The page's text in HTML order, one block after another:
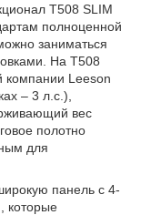
T508 SLIM
полноценной
заниматься
На T508
компании Leeson
– 3 л.с.),
вес
полотно
для
панель с 4-
которые